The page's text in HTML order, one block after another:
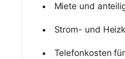
Miete und
Strom- und
Telefonkosten